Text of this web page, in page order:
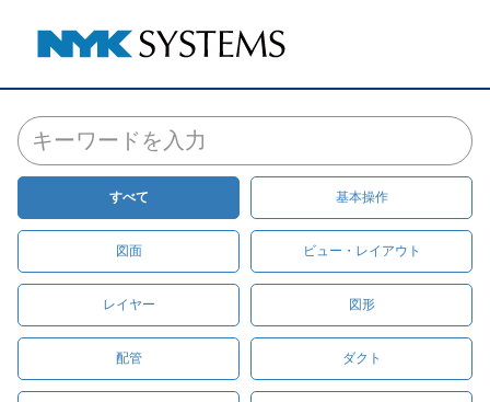
すべて 基本操作
図面 ビュー・レイアウト
レイヤー 図形
配管 ダクト